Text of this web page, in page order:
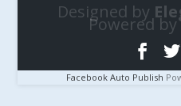
Designed by
Powered by
Facebook Auto Publish